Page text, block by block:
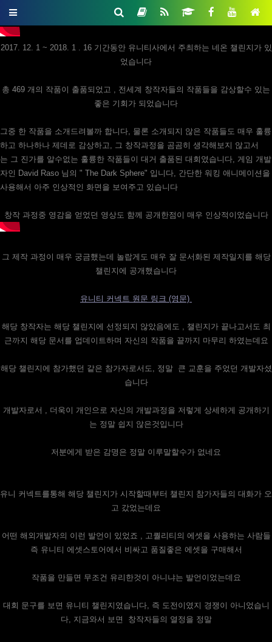
2017. 12. 1 ~ 2018. 1 . 16 기간동안 유니티사에서 주최하는 네온 챌린지가 있
었습니다
총 469 개의 작품이 출품되었고 , 전세계 창작자들의 작품들을 감상할수 있는
좋은 기회가 되었습니다
그중 한 작품을 소개드려볼까 합니다, 물론 소개되지 않은 작품들도 매우 훌륭
하고 하나하나 제데로 감상하고, 그 창작과정을 곰곰히 생각해보지 않고서
는 그 진가를 알수없는 훌륭한 작품들이 대거 출품된 대회였습니다, 게임 개발
자인 David Raso 님의 " The Dark Sphere" 입니다, 간단한 워킹 애니메이션을
사용해서 아주 인상적인 화면을 보여주고 있습니다
창작 과정중 영감을 얻었던 영상도 함께 공개한점이 매우 인상적이었습니다
그 제작 과정이 매우 궁금했는데 놀랍게도 매우 잘 문서화된 제작일지를 해당
챌린지에 공개했습니다
유니티 커넥트 원문 링크 (영문)
해당 창작자는 해당 챌린지에 선정되지 않았음에도 , 챌린지가 끝나고서도 최
근까지 해당 문서를 업데이트하며 자신의 작품을 끝까지 마무리 하였는데요
해당 챌린지에 참가했던 같은 참가자로서도, 정말 큰 교훈을 주었던 개발자셨
습니다
개발자로서 , 더욱이 개인으로 자신의 개발과정을 저렇게 상세하게 공개하기
는 정말 쉽지 않은것입니다
저분에게 받은 감명은 정말 이루말할수가 없네요
유니 커넥트를통해 해당 챌린지가 시작할때부터 챌린지 참가자들의 대화가 오
고 갔었는데요
어떤 해외개발자의 이런 발언이 있었죠 , 고퀄리티의 에셋을 사용하는 사람들
즉 유니티 에셋스토어에서 비싸고 품질좋은 에셋을 구매해서
작품을 만들면 무조건 유리한것이 아니냐는 발언이었는데요
대회 문구를 보면 유니티 챌린지였습니다, 즉 도전이였지 경쟁이 아니었습니
다, 지금와서 보면 창작자들의 열정을 정말